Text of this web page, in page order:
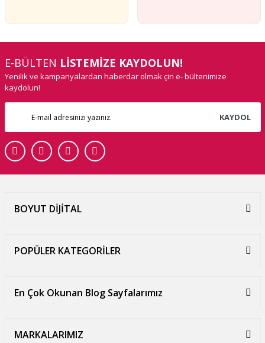
E-BÜLTEN LİSTEMİZE KAYDOLUN!
Yenilik ve kampanyalardan haberdar olmak çin e- bültenimize
kaydolun!
KAYDOL
BOYUT DİJİTAL
POPÜLER KATEGORİLER
En Çok Okunan Blog Sayfalarımız
MARKALARIMIZ